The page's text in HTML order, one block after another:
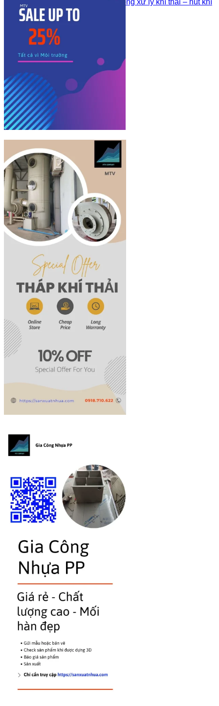
Quạt ly tâm nhựa PP trong xử lý khí thải – hút khí
buồng hóa chất
Sản phẩm khác
Công Trình Đã Thi Công
Tư Vấn – Kiến Thức Về Nhựa
Liên hệ
Sign Up
Join